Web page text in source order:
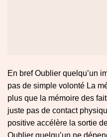
En bref Oublier quelqu’un
pas de simple volonté La
plus que la mémoire des
juste pas de contact
positive accélère la sortie